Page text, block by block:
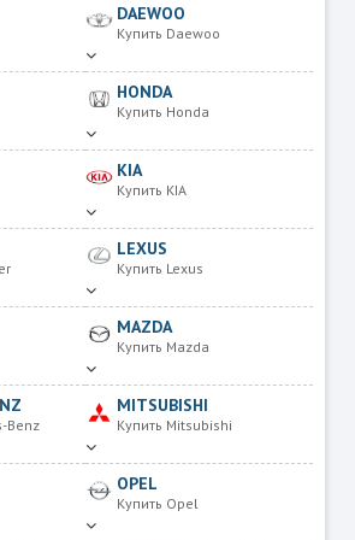
DAEWOO
Купить Daewoo
HONDA
Купить Honda
KIA
Купить KIA
LEXUS
Купить Lexus
MAZDA
Купить Mazda
Benz
MITSUBISHI
Купить Mitsubishi
OPEL
Купить Opel